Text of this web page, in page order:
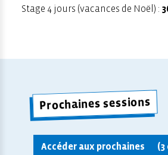
Stage 4 jours (vacances de Noël) :
Prochaines sessions
Accéder aux prochaines
(3